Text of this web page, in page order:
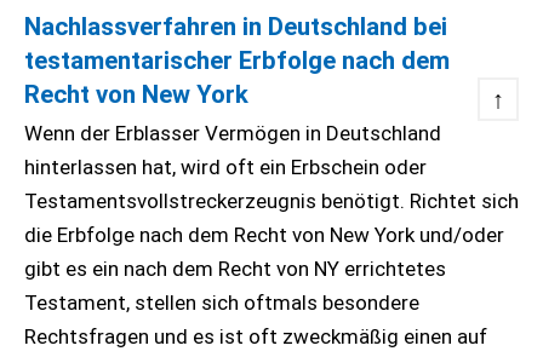
Nachlassverfahren in Deutschland bei
testamentarischer Erbfolge nach dem
Recht von New York
↑
Wenn der Erblasser Vermögen in Deutschland
hinterlassen hat, wird oft ein Erbschein oder
Testamentsvollstreckerzeugnis benötigt. Richtet sich
die Erbfolge nach dem Recht von New York und/oder
gibt es ein nach dem Recht von NY errichtetes
Testament, stellen sich oftmals besondere
Rechtsfragen und es ist oft zweckmäßig einen auf